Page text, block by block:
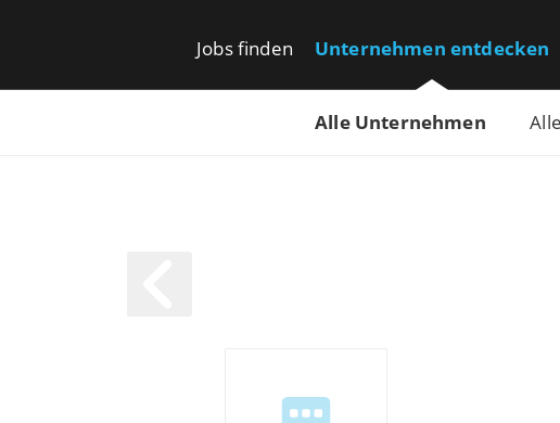
Jobs finden Unternehmen entdecken
Alle Unternehmen